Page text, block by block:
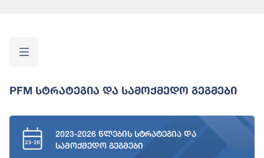
PFM Სტრატეგია Და Სამოქმედო Გეგმები
2023-2026 წლების სტრატეგია და
სამოქმედო გეგმები